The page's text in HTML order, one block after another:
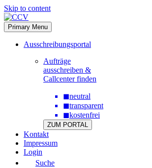
Skip to content
Primary Menu
Ausschreibungsportal
Aufträge
ausschreiben &
Callcenter finden
◼neutral
◼transparent
◼kostenfrei
ZUM PORTAL
Kontakt
Impressum
Login
Suche